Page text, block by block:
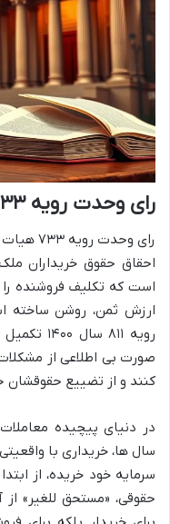
رای وحدت رویه ۷۳۳ سال ۱۴۰۰
رای
احقاق حقوق خریداران
است که تکلیف فروشنده را
ارزش ثمن، روشن ساخته
رویه
صورت بی اطلاعی از
کنند و از تضییع حقوقشان
در دنیای پیچیده
سال ها، خریداری با
سرمایه خود خریده، از
حقوقی، «مستحق للغیر»